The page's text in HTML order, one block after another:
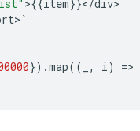
>{{item}}</div
> `
}) .map(( , i) =>